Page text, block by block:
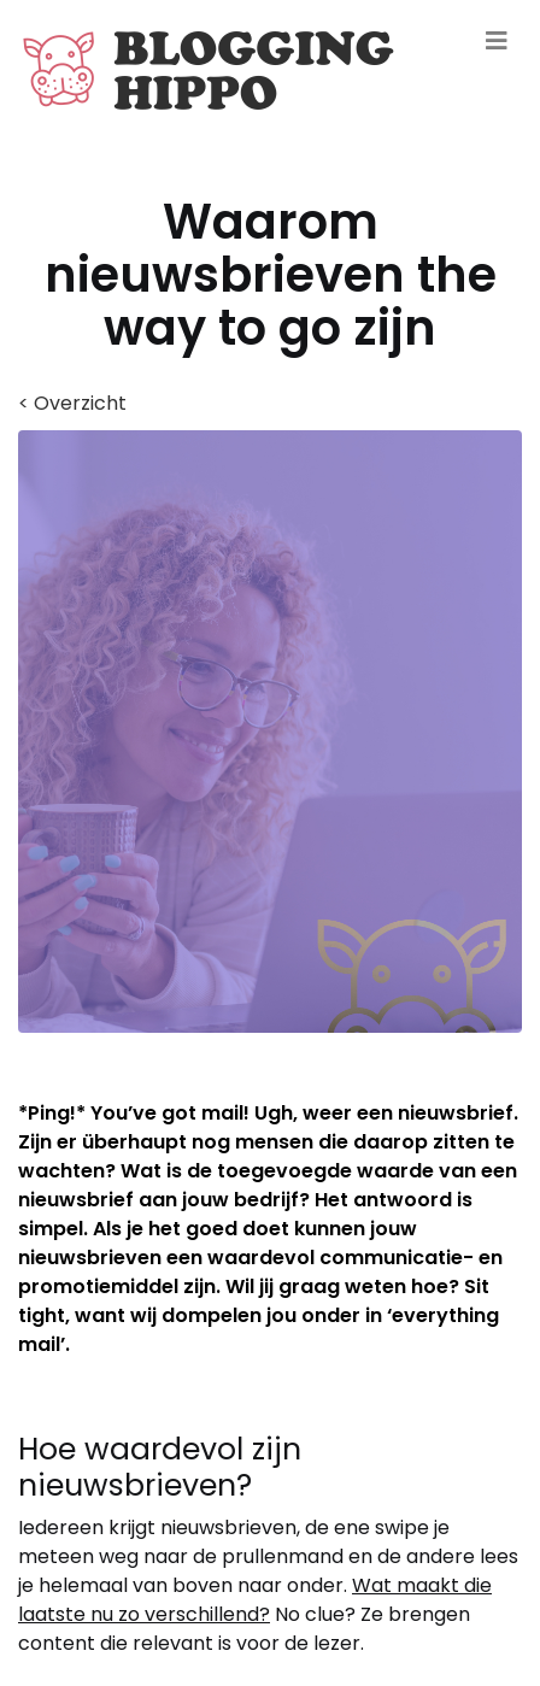
Waarom
nieuwsbrieven the
way to go zijn
< Overzicht
*Ping!* You’ve got mail! Ugh, weer een nieuwsbrief.
Zijn er überhaupt nog mensen die daarop zitten te
wachten? Wat is de toegevoegde waarde van een
nieuwsbrief aan jouw bedrijf? Het antwoord is
simpel. Als je het goed doet kunnen jouw
nieuwsbrieven een waardevol communicatie- en
promotiemiddel zijn. Wil jij graag weten hoe? Sit
tight, want wij dompelen jou onder in ‘everything
mail’.
Hoe waardevol zijn
nieuwsbrieven?
Iedereen krijgt nieuwsbrieven, de ene swipe je
meteen weg naar de prullenmand en de andere lees
je helemaal van boven naar onder. Wat maakt die
laatste nu zo verschillend? No clue? Ze brengen
content die relevant is voor de lezer.